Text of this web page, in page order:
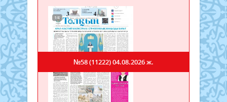
№58 (11222)04.08.2026 ж.